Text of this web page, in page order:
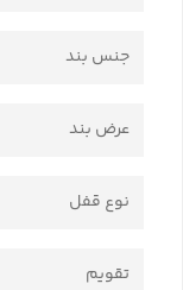
جنس بند
عرض بند
نوع قفل
تقویم